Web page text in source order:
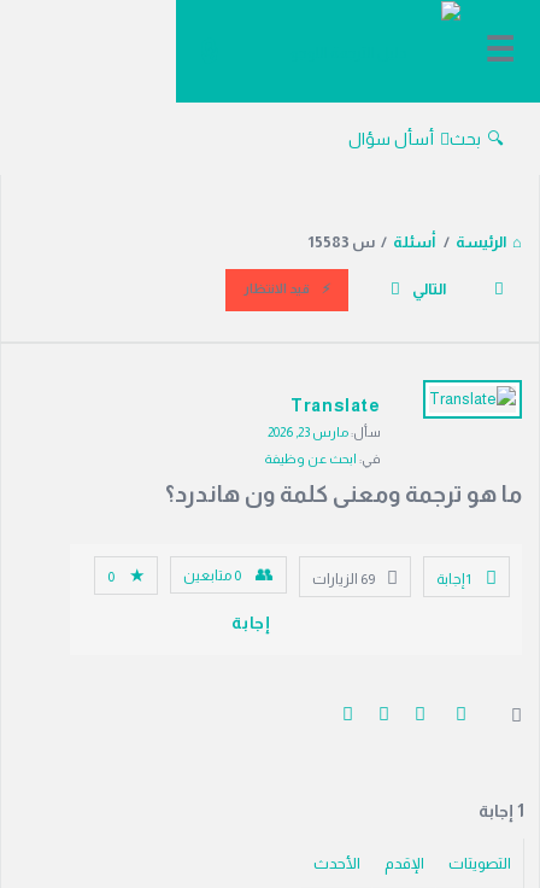
دليل
بحث أسأل سؤال
الرئيسة / أسئلة / س 15583
التالي قيد الانتظار
دليل
الترجمة
أسئلة
Translate
سأل: مارس 23, 2026
في: ابحث عن وظيفة
ما هو ترجمة ومعنى كلمة ون هاندرد؟
‫1 إجابة 69 الزيارات 0 متابعين 0
إجابة
‫1 إجابة
التصويتات الإقدم الأحدث